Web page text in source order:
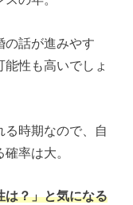
の話が進みやす
性も高いでしょ
る時期なので、自
率は大。
は？」と気になる